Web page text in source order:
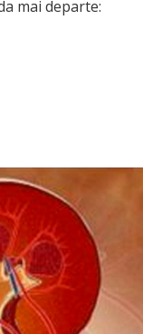
mai departe: